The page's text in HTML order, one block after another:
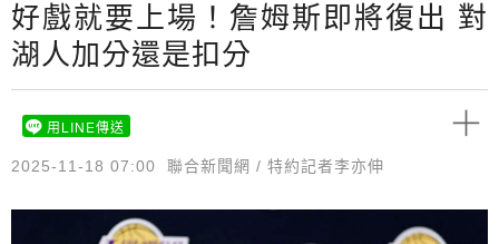
好戲就要上場！詹姆斯即將復出 對
湖人加分還是扣分
2025-11-18 07:00 聯合新聞網 / 特約記者李亦伸
用LINE傳送